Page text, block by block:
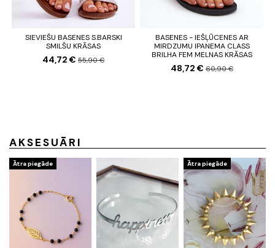
SIEVIEŠU BASENES S.BARSKI
SMILŠU KRĀSAS
44,72 € 55,90 €
BASENES - IEŠĻŪCENES AR
MIRDZUMU IPANEMA CLASS
BRILHA FEM MELNAS KRĀSAS
48,72 €60,90 €
AKSESUĀRI
Ātra piegāde Ātra piegāde